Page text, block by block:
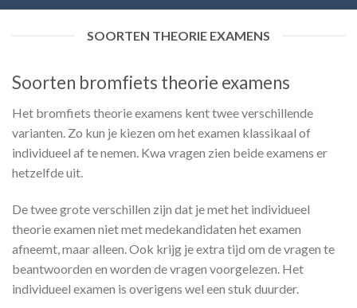
SOORTEN THEORIE EXAMENS
Soorten bromfiets theorie examens
Het bromfiets theorie examens kent twee verschillende
varianten. Zo kun je kiezen om het examen klassikaal of
individueel af te nemen. Kwa vragen zien beide examens er
hetzelfde uit.
De twee grote verschillen zijn dat je met het individueel
theorie examen niet met medekandidaten het examen
afneemt, maar alleen. Ook krijg je extra tijd om de vragen te
beantwoorden en worden de vragen voorgelezen. Het
individueel examen is overigens wel een stuk duurder.